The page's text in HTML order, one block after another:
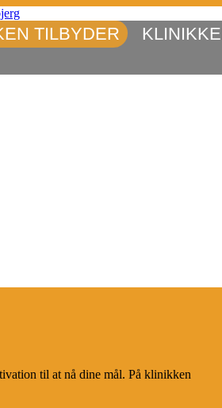
Idræts- og kulturcenter, Motionscenter,
Fysioterapi & Idrætsklinik,
danmark, Ingen venteliste, Akut,
laser, træning og massage
TILBYDER
til at nå dine mål. På klinikken